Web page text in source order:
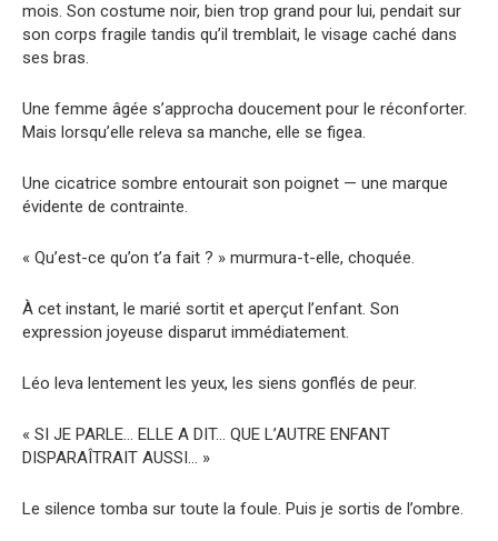
mois. Son costume noir, bien trop grand pour lui, pendait sur
son corps fragile tandis qu’il tremblait, le visage caché dans
ses bras.
Une femme âgée s’approcha doucement pour le réconforter.
Mais lorsqu’elle releva sa manche, elle se figea.
Une cicatrice sombre entourait son poignet — une marque
évidente de contrainte.
« Qu’est-ce qu’on t’a fait ? » murmura-t-elle, choquée.
À cet instant, le marié sortit et aperçut l’enfant. Son
expression joyeuse disparut immédiatement.
Léo leva lentement les yeux, les siens gonflés de peur.
« SI JE PARLE… ELLE A DIT… QUE L’AUTRE ENFANT
DISPARAÎTRAIT AUSSI… »
Le silence tomba sur toute la foule. Puis je sortis de l’ombre.